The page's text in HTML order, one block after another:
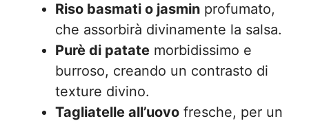
Riso basmati o jasmin profumato,
che assorbirà divinamente la salsa.
Purè di patate morbidissimo e
burroso, creando un contrasto di
texture divino.
Tagliatelle all’uovo fresche, per un